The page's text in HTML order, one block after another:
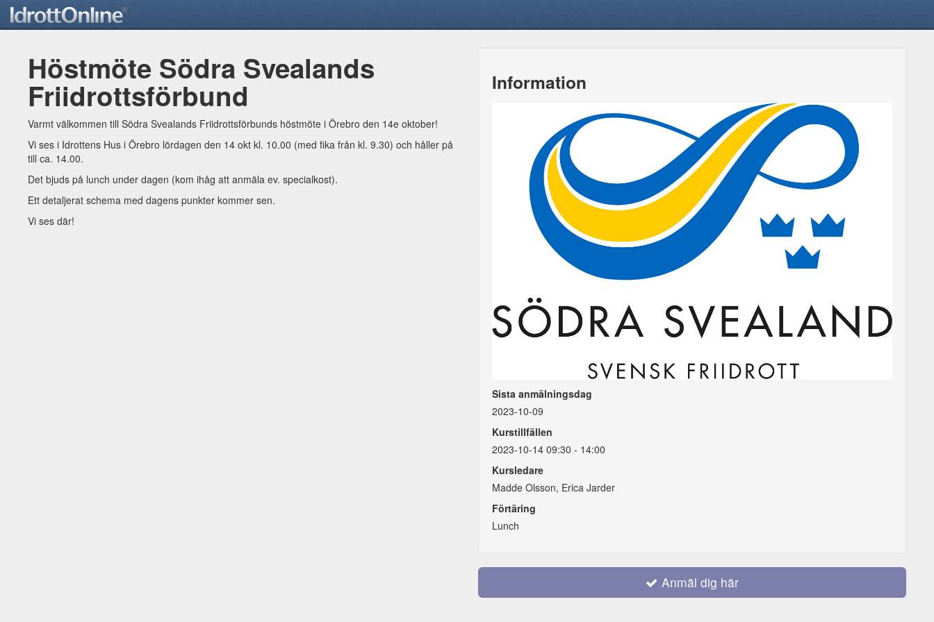
Höstmöte Södra Svealands
Friidrottsförbund
Varmt välkommen till Södra Svealands Friidrottsförbunds höstmöte i Örebro den 14e oktober!
Vi ses i Idrottens Hus i Örebro lördagen den 14 okt kl. 10.00 (med fika från kl. 9.30) och håller på
till ca. 14.00.
Det bjuds på lunch under dagen (kom ihåg att anmäla ev. specialkost).
Ett detaljerat schema med dagens punkter kommer sen.
Vi ses där!
Information
Sista anmälningsdag
2023-10-09
Kurstillfällen
2023-10-14 09:30 - 14:00
Kursledare
Madde Olsson, Erica Jarder
Förtäring
Lunch
Anmäl dig här